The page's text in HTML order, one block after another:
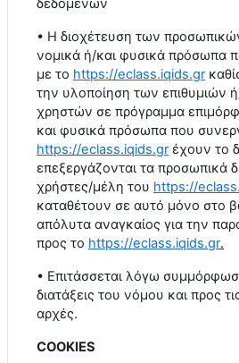
δεδομένων
• Η διοχέτευση των
νομικά ή/και φυσικά πρόσωπα
με το https://eclass.iqids.gr
την υλοποίηση των επιθυμιών
χρηστών σε πρόγραμμα
και φυσικά πρόσωπα που
https://eclass.iqids.grέχουν το
επεξεργάζονται τα προσωπικά
χρήστες/μέλη του https://eclass.
καταθέτουν σε αυτό μόνο στο
απόλυτα αναγκαίος για την
προς το https://eclass.iqids.gr.
• Επιτάσσεται λόγω
διατάξεις του νόμου και προς
αρχές.
COOKIES